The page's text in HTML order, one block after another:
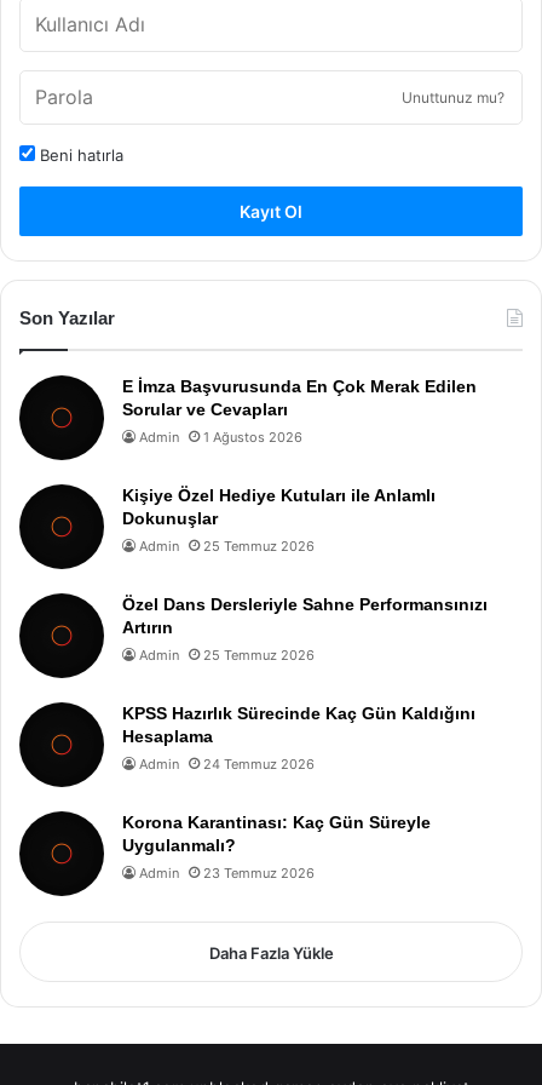
Unuttunuz mu?
Beni hatırla
Kayıt Ol
Son Yazılar
E İmza Başvurusunda En Çok Merak Edilen
Sorular ve Cevapları
Admin 1 Ağustos 2026
Kişiye Özel Hediye Kutuları ile Anlamlı
Dokunuşlar
Admin 25 Temmuz 2026
Özel Dans Dersleriyle Sahne Performansınızı
Artırın
Admin 25 Temmuz 2026
KPSS Hazırlık Sürecinde Kaç Gün Kaldığını
Hesaplama
Admin 24 Temmuz 2026
Korona Karantinası: Kaç Gün Süreyle
Uygulanmalı?
Admin 23 Temmuz 2026
Daha Fazla Yükle